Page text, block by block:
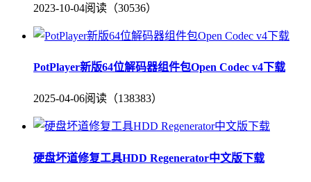
2023-10-04阅读（30536）
PotPlayer新版64位解码器组件包Open Codec v4下载
2025-04-06阅读（138383）
硬盘坏道修复工具HDD Regenerator中文版下载